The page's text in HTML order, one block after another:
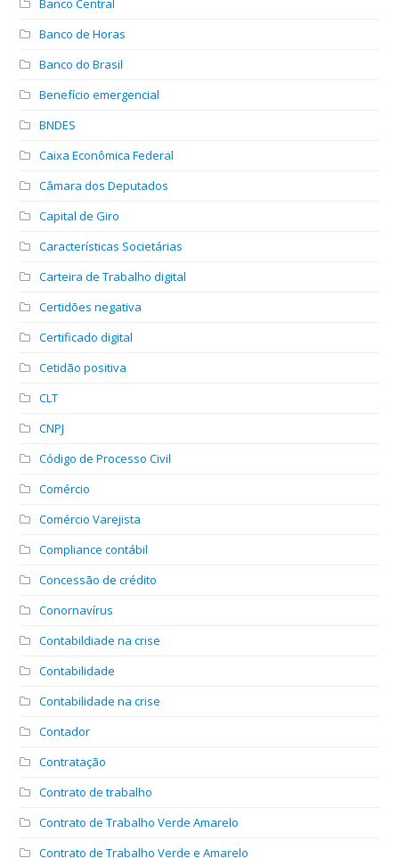
Banco Central
Banco de Horas
Banco do Brasil
Benefício emergencial
BNDES
Caixa Econômica Federal
Câmara dos Deputados
Capital de Giro
Características Societárias
Carteira de Trabalho digital
Certidões negativa
Certificado digital
Cetidão positiva
CLT
CNPJ
Código de Processo Civil
Comércio
Comércio Varejista
Compliance contábil
Concessão de crédito
Conornavírus
Contabildiade na crise
Contabilidade
Contabilidade na crise
Contador
Contratação
Contrato de trabalho
Contrato de Trabalho Verde Amarelo
Contrato de Trabalho Verde e Amarelo